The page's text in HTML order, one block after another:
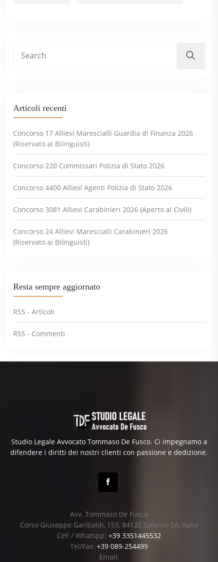
Articoli recenti
Concorso 17 Allievi Marescialli Guardia di Finanza 2026
(Riservato ai Bilinguisti)
Concorso 220 Commissari Polizia di Stato 2026
Concorso 4400 Allievi Agenti Polizia di Stato 2026
Concorso 3081 Allievi Carabinieri 2026 (Aperto ai Civili)
Concorso 24 Allievi Marescialli Carabinieri 2026
(Riservato ai Bilinguisti)
Resta sempre aggiornato
RSS - Articoli
RSS - Commenti
Studio Legale Avvocato Tommaso De Fusco. Ci impegnamo a
difendere i diritti dei nostri clienti con passione e dedizione.
Avv. Tommaso De Fusco
Corso Giuseppe Garibaldi, 153, 84123 Salerno SA, Italia
Cell / Whatspp: +39 3351445532
Tel/Fax: +39 089-254499
Email: